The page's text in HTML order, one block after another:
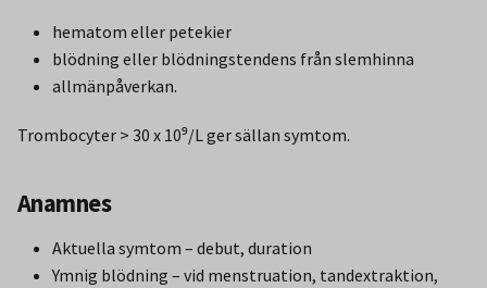
hematom eller petekier
blödning eller blödningstendens från slemhinna
allmänpåverkan.
Trombocyter > 30 x 10⁹/L ger sällan symtom.
Anamnes
Aktuella symtom – debut, duration
Ymnig blödning – vid menstruation, tandextraktion,